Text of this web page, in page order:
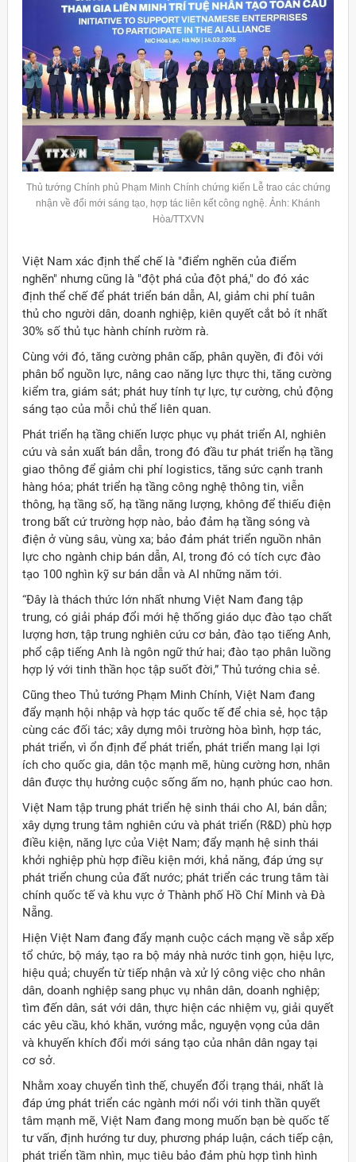
Thủ tướng Chính phủ Phạm Minh Chính chứng kiến Lễ trao các chứng
nhận về đổi mới sáng tạo, hợp tác liên kết công nghệ. Ảnh: Khánh
Hòa/TTXVN
Việt Nam xác định thể chế là "điểm nghẽn của điểm
nghẽn" nhưng cũng là "đột phá của đột phá," do đó xác
định thể chế để phát triển bán dẫn, AI, giảm chi phí tuân
thủ cho người dân, doanh nghiệp, kiên quyết cắt bỏ ít nhất
30% số thủ tục hành chính rườm rà.
Cùng với đó, tăng cường phân cấp, phân quyền, đi đôi với
phân bổ nguồn lực, nâng cao năng lực thực thi, tăng cường
kiểm tra, giám sát; phát huy tính tự lực, tự cường, chủ động
sáng tạo của mỗi chủ thể liên quan.
Phát triển hạ tầng chiến lược phục vụ phát triển AI, nghiên
cứu và sản xuất bán dẫn, trong đó đầu tư phát triển hạ tầng
giao thông để giảm chi phí logistics, tăng sức cạnh tranh
hàng hóa; phát triển hạ tầng công nghệ thông tin, viễn
thông, hạ tầng số, hạ tầng năng lượng, không để thiếu điện
trong bất cứ trường hợp nào, bảo đảm hạ tầng sóng và
điện ở vùng sâu, vùng xa; bảo đảm phát triển nguồn nhân
lực cho ngành chip bán dẫn, AI, trong đó có tích cực đào
tạo 100 nghìn kỹ sư bán dẫn và AI những năm tới.
“Đây là thách thức lớn nhất nhưng Việt Nam đang tập
trung, có giải pháp đổi mới hệ thống giáo dục đào tạo chất
lượng hơn, tập trung nghiên cứu cơ bản, đào tạo tiếng Anh,
phổ cập tiếng Anh là ngôn ngữ thứ hai; đào tạo phân luồng
hợp lý với tinh thần học tập suốt đời,” Thủ tướng chia sẻ.
Cũng theo Thủ tướng Phạm Minh Chính, Việt Nam đang
đẩy mạnh hội nhập và hợp tác quốc tế để chia sẻ, học tập
cùng các đối tác; xây dựng môi trường hòa bình, hợp tác,
phát triển, vì ổn định để phát triển, phát triển mang lại lợi
ích cho quốc gia, dân tộc mạnh mẽ, hùng cường hơn, nhân
dân được thụ hưởng cuộc sống ấm no, hạnh phúc cao hơn.
Việt Nam tập trung phát triển hệ sinh thái cho AI, bán dẫn;
xây dựng trung tâm nghiên cứu và phát triển (R&D) phù hợp
điều kiện, năng lực của Việt Nam; đẩy mạnh hệ sinh thái
khởi nghiệp phù hợp điều kiện mới, khả năng, đáp ứng sự
phát triển chung của đất nước; phát triển các trung tâm tài
chính quốc tế và khu vực ở Thành phố Hồ Chí Minh và Đà
Nẵng.
Hiện Việt Nam đang đẩy mạnh cuộc cách mạng về sắp xếp
tổ chức, bộ máy, tạo ra bộ máy nhà nước tinh gọn, hiệu lực,
hiệu quả; chuyển từ tiếp nhận và xử lý công việc cho nhân
dân, doanh nghiệp sang phục vụ nhân dân, doanh nghiệp;
tìm đến dân, sát với dân, thực hiện các nhiệm vụ, giải quyết
các yêu cầu, khó khăn, vướng mắc, nguyện vọng của dân
và khuyến khích đổi mới sáng tạo của nhân dân ngay tại
cơ sở.
Nhằm xoay chuyển tình thế, chuyển đổi trạng thái, nhất là
đáp ứng phát triển các ngành mới nổi với tinh thần quyết
tâm mạnh mẽ, Việt Nam đang mong muốn bạn bè quốc tế
tư vấn, định hướng tư duy, phương pháp luận, cách tiếp cận,
phát triển tầm nhìn, mục tiêu bảo đảm phù hợp tình hình